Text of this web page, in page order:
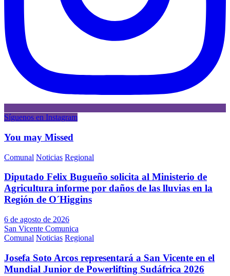
Síguenos en Instagram
You may Missed
Comunal Noticias Regional
Diputado Felix Bugueño solicita al Ministerio de
Agricultura informe por daños de las lluvias en la
Región de O´Higgins
6 de agosto de 2026
San Vicente Comunica
Comunal Noticias Regional
Josefa Soto Arcos representará a San Vicente en el
Mundial Junior de Powerlifting Sudáfrica 2026